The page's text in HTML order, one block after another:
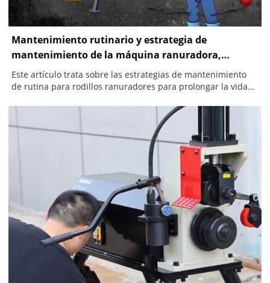
Mantenimiento rutinario y estrategia de
mantenimiento de la máquina ranuradora,
prolonga la vida útil del equipo
Este artículo trata sobre las estrategias de mantenimiento
de rutina para rodillos ranuradores para prolongar la vida